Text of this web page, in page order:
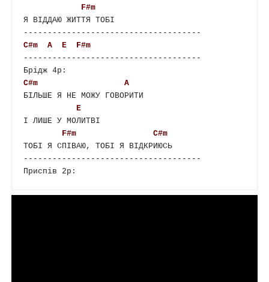
F#m
Я ВІДДАЮ ЖИТТЯ ТОБІ
C#m
A E
F#m
-------------------------------------
C#m
A
БІЛЬШЕ Я НЕ МОЖУ ГОВОРИТИ
E
І ЛИШЕ У МОЛИТВІ
F#m
C#m
ТОБІ Я СПІВАЮ, ТОБІ Я ВІДКРИЮСЬ
-------------------------------------